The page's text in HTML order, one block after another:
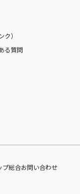
）
る質問
プ総合お問い合わせ